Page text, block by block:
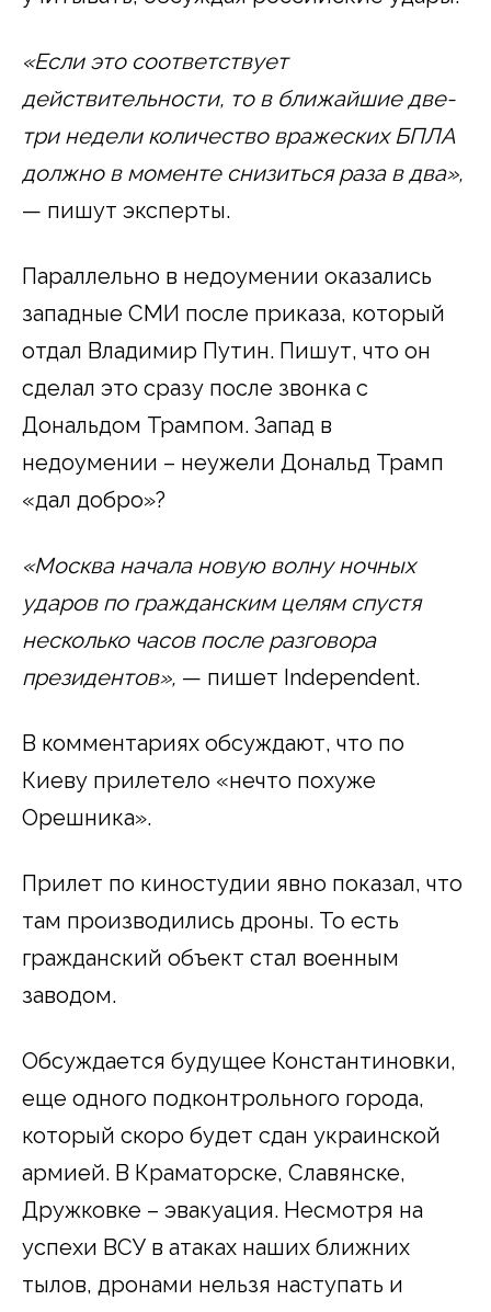
«Если это соответствует
действительности, то в ближайшие две-
три недели количество вражеских БПЛА
должно в моменте снизиться раза в два»,
— пишут эксперты.
Параллельно в недоумении оказались
западные СМИ после приказа, который
отдал Владимир Путин. Пишут, что он
сделал это сразу после звонка с
Дональдом Трампом. Запад в
недоумении – неужели Дональд Трамп
«дал добро»?
«Москва начала новую волну ночных
ударов по гражданским целям спустя
несколько часов после разговора
президентов», — пишет Independent.
В комментариях обсуждают, что по
Киеву прилетело «нечто похуже
Орешника».
Прилет по киностудии явно показал, что
там производились дроны. То есть
гражданский объект стал военным
заводом.
Обсуждается будущее Константиновки,
еще одного подконтрольного города,
который скоро будет сдан украинской
армией. В Краматорске, Славянске,
Дружковке – эвакуация. Несмотря на
успехи ВСУ в атаках наших ближних
тылов, дронами нельзя наступать и